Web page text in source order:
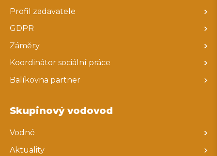
Profil zadavatele
GDPR
Záměry
Koordinátor sociální práce
Balíkovna partner
Skupinový vodovod
Vodné
Aktuality